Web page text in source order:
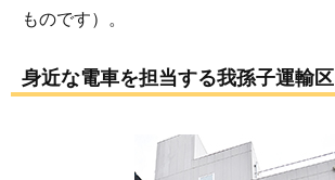
ものです）。
身近な電車を担当する我孫子運輸区